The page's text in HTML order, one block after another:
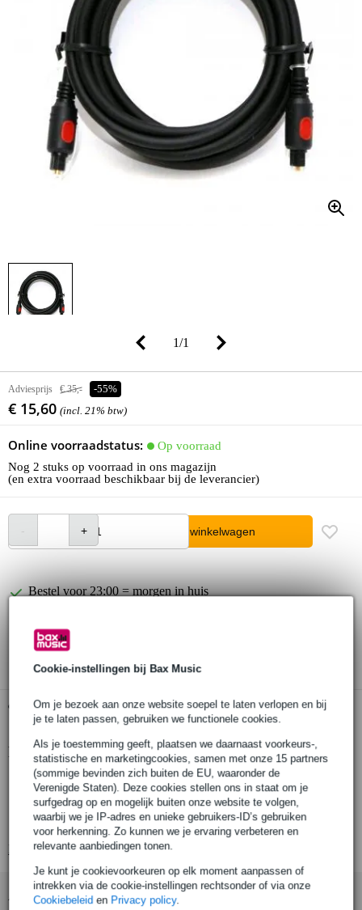
Cookie-instellingen bij Bax Music
Om je bezoek aan onze website soepel te laten verlopen en bij
je te laten passen, gebruiken we functionele cookies.
Als je toestemming geeft, plaatsen we daarnaast voorkeurs-,
statistische en marketingcookies, samen met onze 15 partners
(sommige bevinden zich buiten de EU, waaronder de
Verenigde Staten). Deze cookies stellen ons in staat om je
surfgedrag op en mogelijk buiten onze website te volgen,
waarbij we je IP-adres en unieke gebruikers-ID’s gebruiken
voor herkenning. Zo kunnen we je ervaring verbeteren en
relevante aanbiedingen tonen.
Je kunt je cookievoorkeuren op elk moment aanpassen of
intrekken via de cookie-instellingen rechtsonder of via onze
Cookiebeleid en Privacy policy.
1/1
Adviesprijs € 35,- -55%
€ 15,60 (incl. 21% btw)
Online voorraadstatus:
Op voorraad
Nog 2 stuks op voorraad in ons magazijn
(en extra voorraad beschikbaar bij de leverancier)
In winkelwagen
Bestel voor 23:00 = morgen in huis
3 jaar Bax Music garantie
Gratis ophalen in de winkel
Productinformatie
optische kabel
voor ADAT- en S/PDIF-signalen
kabeltype: Plastic Optical Fiber (POF)
Bekijk alle productspecificaties
Accessoires (5)